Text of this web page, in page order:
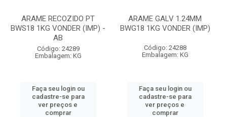
ARAME RECOZIDO PT
BWS18 1KG VONDER (IMP) -
AB
Código: 24289
Embalagem: KG
Faça seu login ou
cadastre-se para
ver preços e
comprar
ARAME GALV 1.24MM
BWG18 1KG VONDER (IMP)
Código: 24288
Embalagem: KG
Faça seu login ou
cadastre-se para
ver preços e
comprar